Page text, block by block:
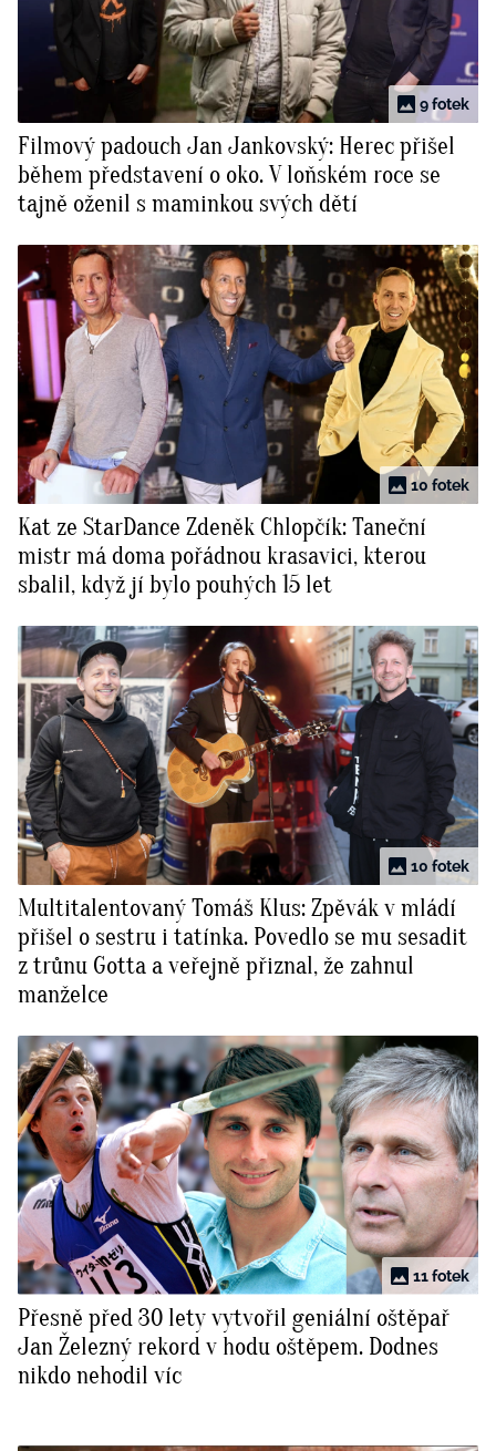
9 fotek
Filmový padouch Jan Jankovský: Herec přišel
během představení o oko. V loňském roce se
tajně oženil s maminkou svých dětí
10 fotek
Kat ze StarDance Zdeněk Chlopčík: Taneční
mistr má doma pořádnou krasavici, kterou
sbalil, když jí bylo pouhých 15 let
10 fotek
Multitalentovaný Tomáš Klus: Zpěvák v mládí
přišel o sestru i tatínka. Povedlo se mu sesadit
z trůnu Gotta a veřejně přiznal, že zahnul
manželce
11 fotek
Přesně před 30 lety vytvořil geniální oštěpař
Jan Železný rekord v hodu oštěpem. Dodnes
nikdo nehodil víc